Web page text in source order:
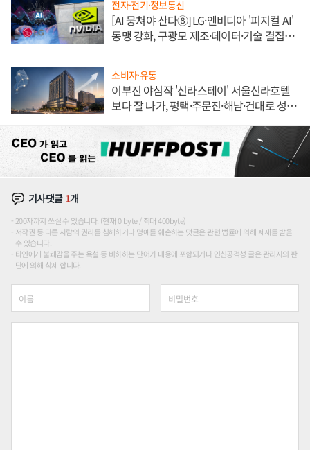
전자·전기·정보통신
[AI 뭉쳐야 산다⑧] LG·엔비디아 '피지컬 AI'
동맹 강화, 구광모 제조·데이터·기술 결집
소비자·유통
이부진 야심작 '신라스테이' 서울신라호텔
보다 잘 나가, 평택·주문진·해남·건대로 성
기사댓글 1개
200자까지 쓰실 수 있습니다. (현재 0 byte / 최대 400byte)
저작권 등 다른 사람의 권리를 침해하거나 명예를 훼손하는 댓글은 관련 법률에 의해 제재를 받을
수 있습니다.
타인에게 불쾌감을 주는 욕설 등 비하하는 단어가 내용에 포함되거나 인신공격성 글은 관리자의 판
단에 의해 삭제 합니다.